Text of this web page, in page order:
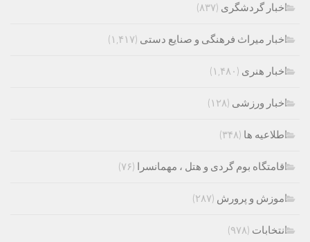
اخبار گردشگری (۸۳۷)
اخبار میراث فرهنگی و صنایع دستی (۱,۴۱۷)
اخبار هنری (۱,۴۸۰)
اخبار ورزشی (۱۲۸)
اطلاعیه ها (۳۴۸)
اقامتگاه بوم گردی و هتل ، مهمانسرا (۷۶)
اموزش و پرورش (۲۸۷)
انتخابات (۹۷۸)